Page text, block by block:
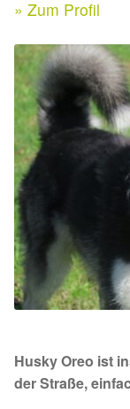
Aktuelle
Ihre/Eure
Spenden
Juli bis
Januar
Spenden
Januar
Kontakt &
Facebook
Instagram
» Zum Profil
Husky Oreo ist
der Straße,